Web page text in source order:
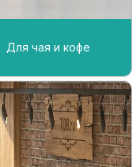
Для чая и кофе